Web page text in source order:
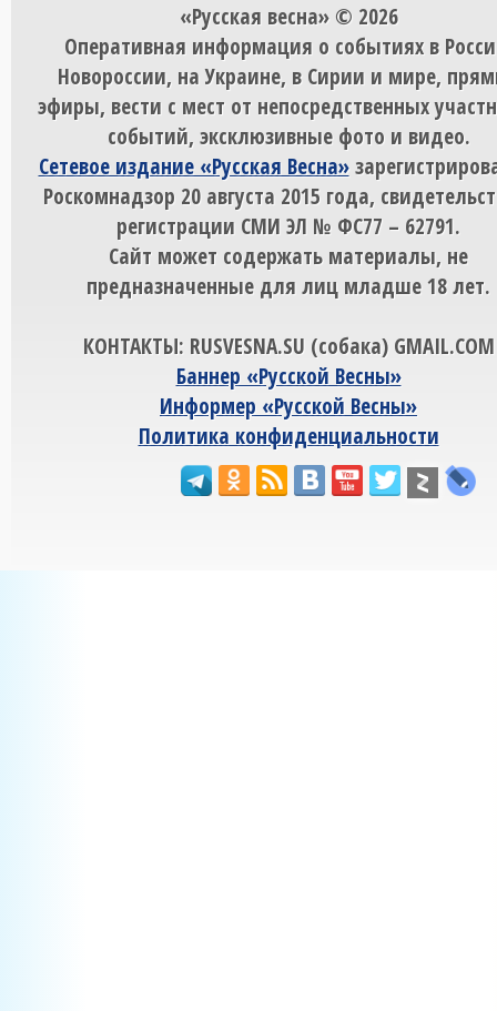
«Русская весна» © 2026
Оперативная информация о событиях в
Новороссии, на Украине, в Сирии и мире,
эфиры, вести с мест от непосредственных
событий, эксклюзивные фото и видео.
Сетевое издание «Русская Весна»
Роскомнадзор 20 августа 2015 года,
регистрации СМИ ЭЛ № ФС77 – 62791.
Сайт может содержать материалы, не
предназначенные для лиц младше 18 лет.
КОНТАКТЫ: RUSVESNA.SU (собака) GMAIL.COM
Баннер «Русской Весны»
Информер «Русской Весны»
Политика конфиденциальности